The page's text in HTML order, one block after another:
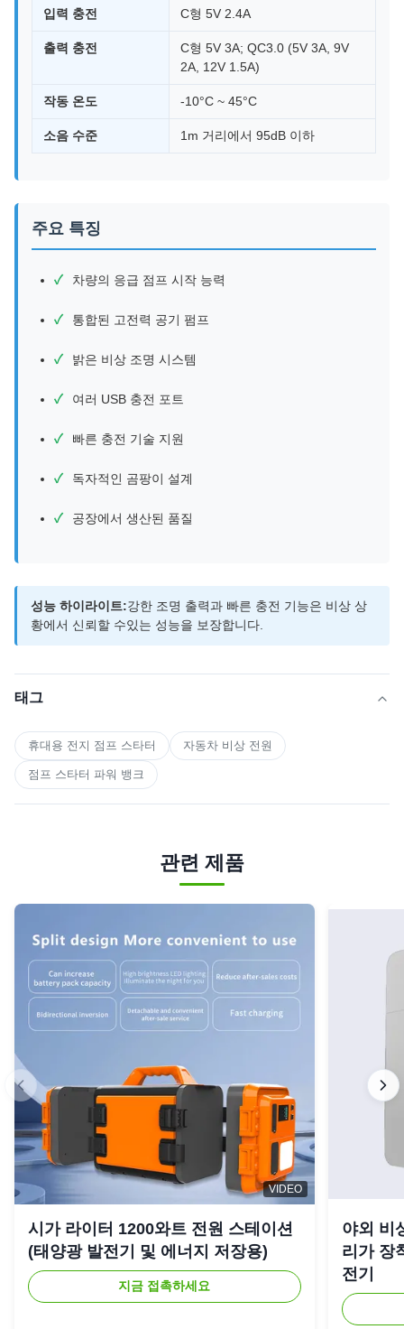
입력 충전 C형 5V 2.4A
출력 충전
C형 5V 3A; QC3.0 (5V 3A, 9V
2A, 12V 1.5A)
작동 온도 -10°C ~ 45°C
소음 수준 1m 거리에서 95dB 이하
주요 특징
차량의 응급 점프 시작 능력
통합된 고전력 공기 펌프
밝은 비상 조명 시스템
여러 USB 충전 포트
빠른 충전 기술 지원
독자적인 곰팡이 설계
공장에서 생산된 품질
성능 하이라이트:강한 조명 출력과 빠른 충전 기능은 비상 상
황에서 신뢰할 수있는 성능을 보장합니다.
태그
휴대용 전지 점프 스타터 자동차 비상 전원
점프 스타터 파워 뱅크
관련 제품
VIDEO
시가 라이터 1200와트 전원 스테이션
(태양광 발전기 및 에너지 저장용)
지금 접촉하세요
야외 비
리가 장
전기